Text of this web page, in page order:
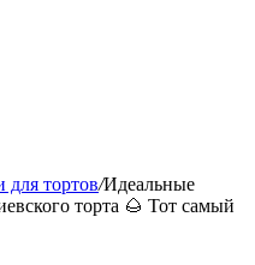
тортов/Идеальные
торта 🌰 Тот самый